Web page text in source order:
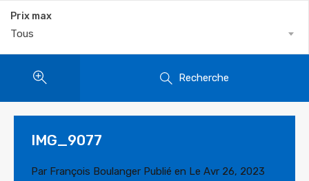
Prix max
Tous
Recherche
IMG_9077
Par François Boulanger Publié en Le Avr 26, 2023